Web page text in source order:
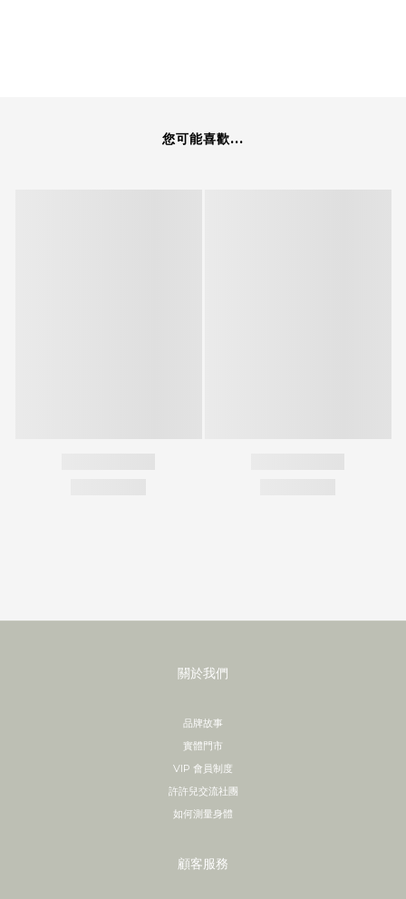
您可能喜歡...
關於我們
品牌故事
實體門市
VIP 會員制度
許許兒交流社團
如何測量身體
顧客服務